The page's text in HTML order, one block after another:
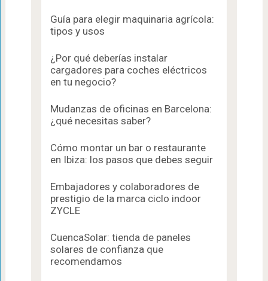
Guía para elegir maquinaria agrícola:
tipos y usos
¿Por qué deberías instalar
cargadores para coches eléctricos
en tu negocio?
Mudanzas de oficinas en Barcelona:
¿qué necesitas saber?
Cómo montar un bar o restaurante
en Ibiza: los pasos que debes seguir
Embajadores y colaboradores de
prestigio de la marca ciclo indoor
ZYCLE
CuencaSolar: tienda de paneles
solares de confianza que
recomendamos